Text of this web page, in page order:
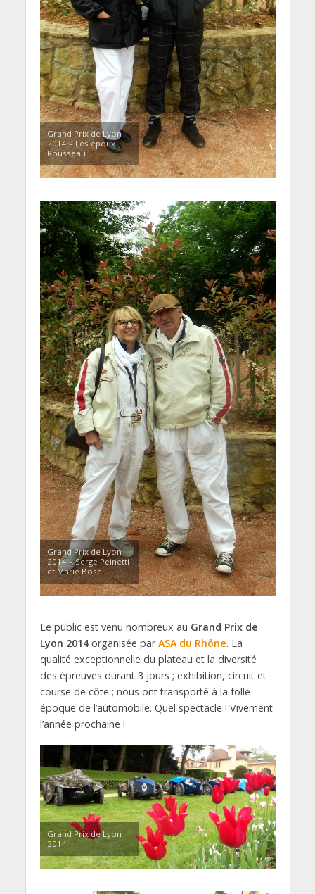
Grand Prix de Lyon
2014 – Les époux
Rousseau
Grand Prix de Lyon
2014 – Serge Peinetti
et Marie Bosc
Le public est venu nombreux au Grand Prix de
Lyon 2014organisée parASA du Rhône. La
qualité exceptionnelle du plateau et la diversité
des épreuves durant 3 jours ; exhibition, circuit et
course de côte ; nous ont transporté à la folle
époque de l’automobile. Quel spectacle ! Vivement
l’année prochaine !
Grand Prix de Lyon
2014